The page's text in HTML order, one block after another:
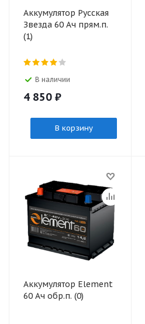
Аккумулятор Русская
Звезда 60 Ач прям.п.
(1)
В наличии
4 850 ₽
В корзину
Аккумулятор Element
60 Ач обр.п. (0)